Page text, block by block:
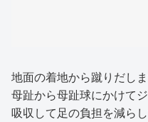
地面の着地から蹴りだし
母趾から母趾球にかけて
吸収して足の負担を減らし